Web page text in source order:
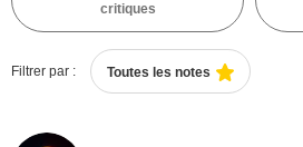
critiques
Filtrer par : Toutes les notes